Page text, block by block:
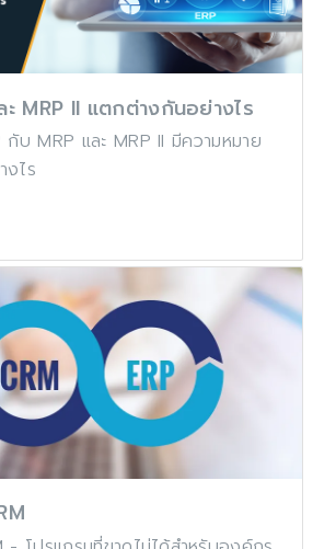
ะ MRP II แตกต่างกันอย่างไร
กับ MRP และ MRP II มีความหมาย
ไร